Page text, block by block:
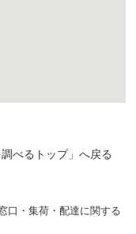
口・集荷・配達に関する
べるトップ」へ戻る